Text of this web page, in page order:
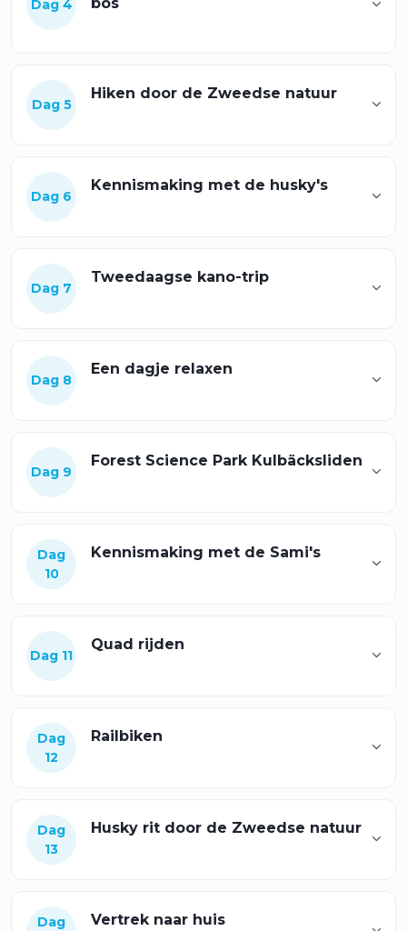
Dag 4
Dag 5
Hiken door de Zweedse natuur
Dag 6
Kennismaking met de husky's
Dag 7
Tweedaagse kano-trip
Dag 8
Een dagje relaxen
Dag 9
Forest Science Park Kulbäcksliden
Dag
10
Kennismaking met de Sami's
Dag 11
Quad rijden
Dag
12
Railbiken
Dag
13
Husky rit door de Zweedse natuur
Dag
Vertrek naar huis